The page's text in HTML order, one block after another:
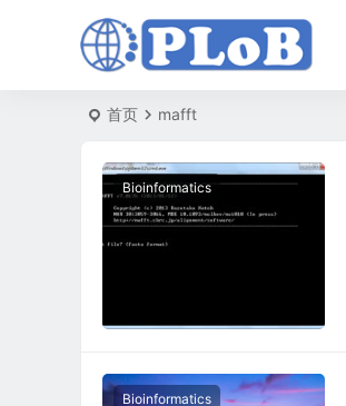
首页 mafft
Bioinformatics
Bioinformatics